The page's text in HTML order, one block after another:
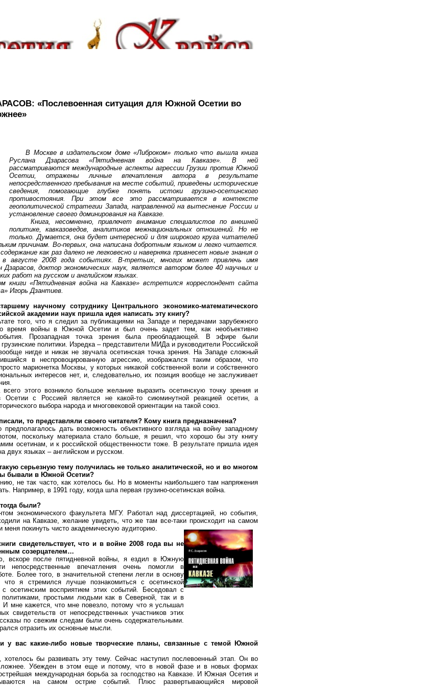
«Послевоенная ситуация для Южной Осетии во
В Москве в издательском доме «Либроком» только что вышла книга
Руслана Дзарасова «Пятидневная война на Кавказе». В ней
рассматриваются международные аспекты агрессии Грузии против Южной
Осетии, отражены личные впечатления автора в результате
непосредственного пребывания на месте событий, приведены исторические
сведения, помогающие глубже понять истоки грузино-осетинского
противостояния. При этом все это рассматривается в контексте
геополитической стратегии Запада, направленной на вытеснение России и
установление своего доминирования на Кавказе.
Книга, несомненно, привлечет внимание специалистов по внешней
политике, кавказоведов, аналитиков межнациональных отношений. Но не
только. Думается, она будет интересной и для широкого круга читателей
причинам. Во-первых, она написана добротным языком и легко читается.
как раз далеко не легковесно и наверняка привнесет новые знания о
в августе 2008 года событиях. В-третьих, многих может привлечь имя
Дзарасов, доктор экономических наук, является автором более 40 научных и
работ на русском и английском языках.
«Пятидневная война на Кавказе» встретился корреспондент сайта
Игорь Дзантиев.
научному сотруднику Центрального экономико-математического
академии наук пришла идея написать эту книгу?
того, что я следил за публикациями на Западе и передачами зарубежного
время войны в Южной Осетии и был очень задет тем, как необъективно
Прозападная точка зрения была преобладающей. В эфире были
политики. Изредка – представители МИДа и руководители Российской
нигде и никак не звучала осетинская точка зрения. На Западе сложный
в неспровоцированную агрессию, изображался таким образом, что
марионетка Москвы, у которых никакой собственной воли и собственного
интересов нет, и, следовательно, их позиция вообще не заслуживает
этого возникло большое желание выразить осетинскую точку зрения и
Осетии с Россией является не какой-то сиюминутной реакцией осетин, а
выбора народа и многовековой ориентации на такой союз.
то представляли своего читателя? Кому книга предназначена?
дать возможность объективного взгляда на войну западному
поскольку материала стало больше, я решил, что хорошо бы эту книгу
осетинам, и к российской общественности тоже. В результате пришла идея
двух языках – английском и русском.
серьезную тему получилась не только аналитической, но и во многом
бывали в Южной Осетии?
не так часто, как хотелось бы. Но в моменты наибольшего там напряжения
Например, в 1991 году, когда шла первая грузино-осетинская война.
были?
экономического факультета МГУ. Работал над диссертацией, но события,
на Кавказе, желание увидеть, что же там все-таки происходит на самом
меня покинуть чисто академическую аудиторию.
свидетельствует, что и в войне 2008 года вы не
созерцателем…
после пятидневной войны, я ездил в Южную
непосредственные впечатления очень помогли в
Более того, в значительной степени легли в основу
что я стремился лучше познакомиться с осетинской
с осетинским восприятием этих событий. Беседовал с
политиками, простыми людьми как в Северной, так и в
мне кажется, что мне повезло, потому что я услышал
свидетельств от непосредственных участников этих
по свежим следам были очень содержательными.
отразить их основные мысли.
у вас какие-либо новые творческие планы, связанные с темой Южной
бы развивать эту тему. Сейчас наступил послевоенный этап. Он во
Убежден в этом еще и потому, что в новой фазе и в новых формах
международная борьба за господство на Кавказе. И Южная Осетия и
на самом острие событий. Плюс развертывающийся мировой